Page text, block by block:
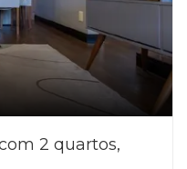
2 quartos,